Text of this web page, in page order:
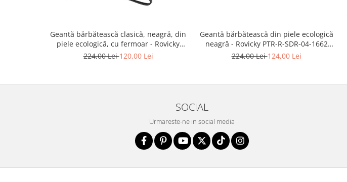
Geantă bărbătească clasică, neagră, din
piele ecologică, cu fermoar - Rovicky
PTR-R-SDR-01-1631 BLACK
224,00 Lei120,00 Lei
Geantă bărbătească din piele ecologică
neagră - Rovicky PTR-R-SDR-04-1662
BLACK
224,00 Lei124,00 Lei
SOCIAL
Urmareste-ne in social media